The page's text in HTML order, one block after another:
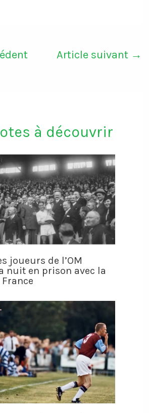
Article suivant →
à découvrir
joueurs de l’OM
nuit en prison avec la